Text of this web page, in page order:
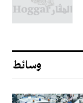
وسائط